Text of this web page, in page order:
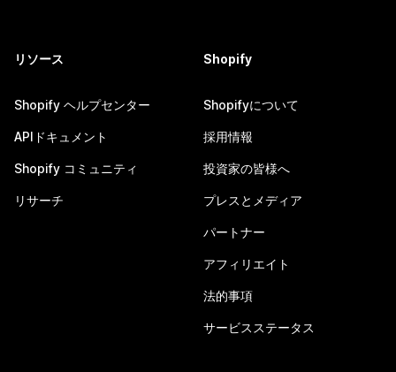
リソース
Shopify ヘルプセンター
APIドキュメント
Shopify コミュニティ
リサーチ
Shopify
Shopifyについて
採用情報
投資家の皆様へ
プレスとメディア
パートナー
アフィリエイト
法的事項
サービスステータス